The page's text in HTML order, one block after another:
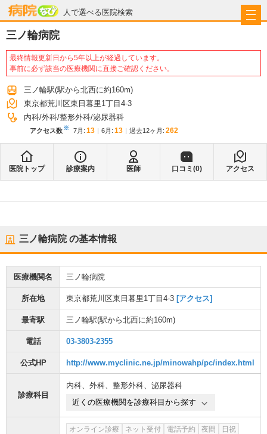
人で選べる医院検索
病院なび
三ノ輪病院
最終情報更新日から5年以上が経過しています。
事前に必ず該当の医療機関に直接ご確認ください。
三ノ輪駅(駅から北西に約160m)
東京都荒川区東日暮里1丁目4-3
内科 外科 整形外科 泌尿器科
アクセス数※ 7月 : 13 6月 : 13 過去12ヶ月: 262
医院トップ 診療案内 医師 口コミ(0) アクセス
三ノ輪病院の基本情報
医療機関名 三ノ輪病院
所在地 東京都荒川区東日暮里1丁目4-3 [アクセス]
最寄駅 三ノ輪駅(駅から北西に約160m)
電話 03-3803-2355
公式HP http://www.myclinic.ne.jp/minowahp/pc/index.html
診療科目
内科、 外科、 整形外科、 泌尿器科
近くの医療機関を診療科目から探す
オンライン診療 ネット受付 電話予約 夜間
日祝